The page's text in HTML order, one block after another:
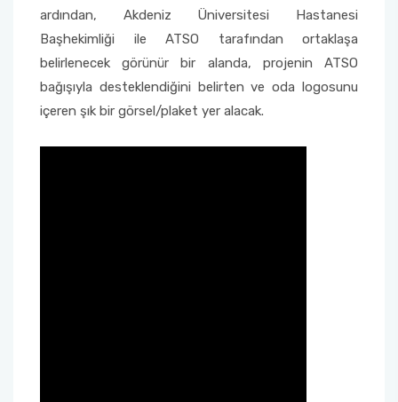
ardından, Akdeniz Üniversitesi Hastanesi
Başhekimliği ile ATSO tarafından ortaklaşa
belirlenecek görünür bir alanda, projenin ATSO
bağışıyla desteklendiğini belirten ve oda logosunu
içeren şık bir görsel/plaket yer alacak.